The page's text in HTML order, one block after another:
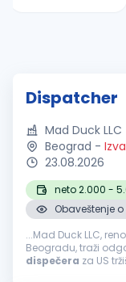
Dispatcher
Mad Duck LLC
Beograd -
23.08.2026
neto 2.000 -
Obaveštenje
...Mad Duck LLC,
Beogradu, traži
dispečera za US